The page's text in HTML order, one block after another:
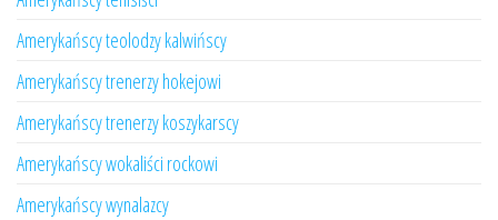
Amerykańscy teolodzy kalwińscy
Amerykańscy trenerzy hokejowi
Amerykańscy trenerzy koszykarscy
Amerykańscy wokaliści rockowi
Amerykańscy wynalazcy